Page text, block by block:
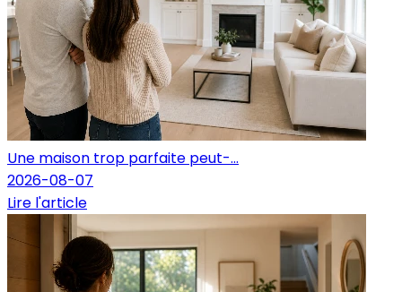
Une maison trop parfaite peut-...
2026-08-07
Lire l'article